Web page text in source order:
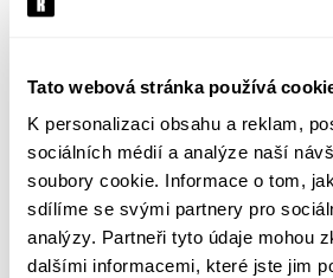
Tato webová stránka používá
K personalizaci obsahu a reklam,
sociálních médií a analýze naší
soubory cookie. Informace o tom,
sdílíme se svými partnery pro
analýzy. Partneři tyto údaje mohou
dalšími informacemi, které jste jim
Město
PSČ
Stát